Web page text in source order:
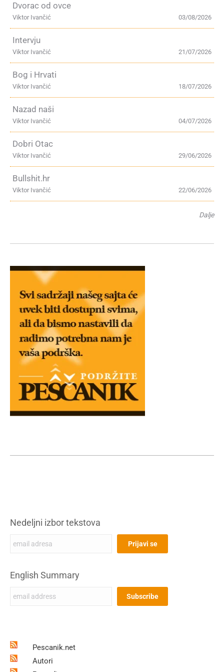
Dvorac od ovce
03/08/2026
Viktor Ivančić
Intervju
21/07/2026
Viktor Ivančić
Bog i Hrvati
18/07/2026
Viktor Ivančić
Nazad naši
04/07/2026
Viktor Ivančić
Dobri Otac
29/06/2026
Viktor Ivančić
Bullshit.hr
22/06/2026
Viktor Ivančić
Dalje
Nedeljni izbor tekstova
English Summary
Pescanik.net
Autori